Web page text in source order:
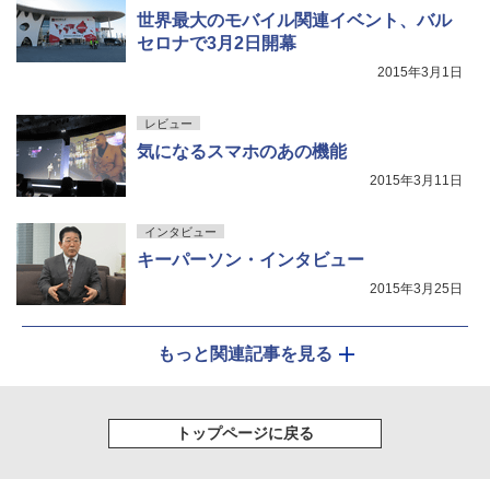
世界最大のモバイル関連イベント、バル
セロナで3月2日開幕
2015年3月1日
レビュー
気になるスマホのあの機能
2015年3月11日
インタビュー
キーパーソン・インタビュー
2015年3月25日
もっと関連記事を見る
トップページに戻る